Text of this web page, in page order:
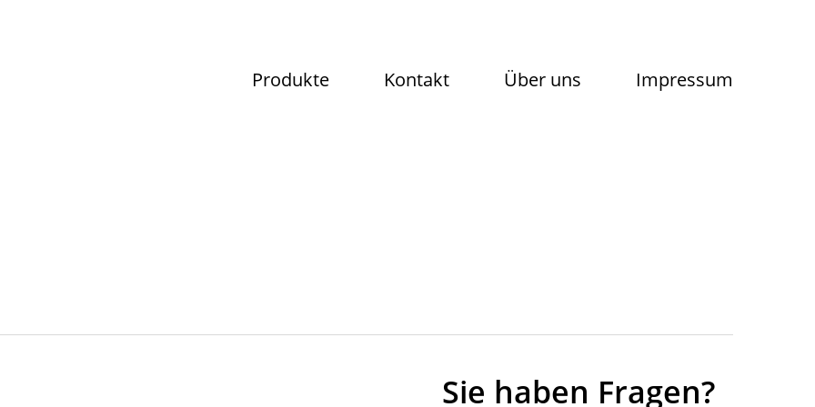
Produkte Kontakt Über uns Impressum
Sie haben Fragen?